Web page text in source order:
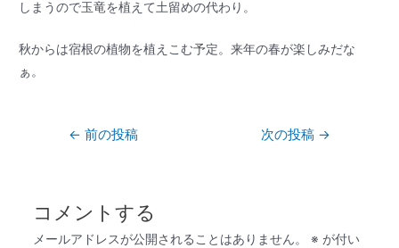
しまうので玉竜を植えて土留めの代わり。
秋からは宿根の植物を植えこむ予定。来年の春が楽しみだな
ぁ。
← 前の投稿 次の投稿 →
コメントする
メールアドレスが公開されることはありません。 ※ が付い